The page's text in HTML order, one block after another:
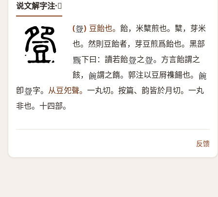
说文解字注·𧯡
(𧯡 ) 豆飴也。 飴，米糱煎也。糱，芽米
也。然則豆飴者，芽豆煎爲飴也。黑部
𪑲 下曰：讀若飴𧯡 之𧯡 。方言飴謂之
䬵， 𩜌 謂之䭉。郭注以豆㞕襍餳也。 𩜌
卽𧯡 字。 从豆夗聲。 一丸切。按篇、韵皆於月切。一丸
非也。十四部。
反馈